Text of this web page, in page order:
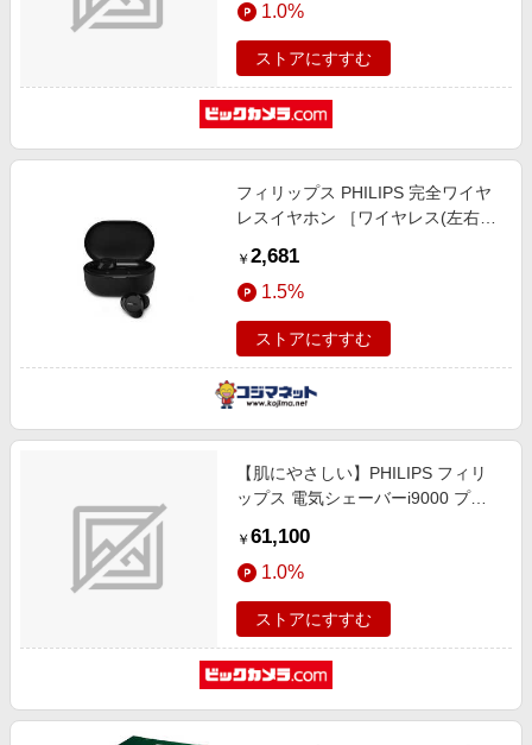
式・SkinIQテクノロジー ・お風呂
剃り & 丸洗い可）XP9405/49 グラ
デーションブラック XP9405/49 [回
転刃]
1.0%
ストアにすすむ
フィリップス PHILIPS 完全ワイヤ
レスイヤホン ［ワイヤレス(左右分
ラック TAT1300BK/97
￥ 2,681
1.5%
ストアにすすむ
【肌にやさしい】PHILIPS フィリ
ップス 電気シェーバーi9000 プレ
電動 髭剃り メンズ (回転式・
SkinIQテクノロジー ・お風呂剃り
& 丸洗い可）XP9204/30 シルバー
メタリック シルバーメタリック
XP9204/30 [回転刃]
￥ 61,100
1.0%
ストアにすすむ